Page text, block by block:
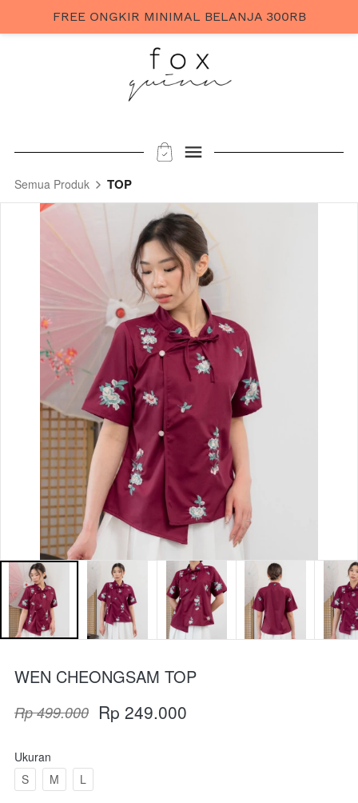
Semua Produk TOP
WEN CHEONGSAM TOP
Rp 499.000 Rp 249.000
Ukuran
S
M L
FREE ONGKIR MINIMAL BELANJA 300RB